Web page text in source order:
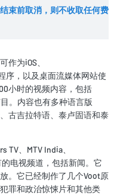
束前取消，则不收取任何费
作为iOS、
序，以及桌面流媒体网站使
小时的视频内容，包括
。内容也有多种语言版
古吉拉特语、泰卢固语和泰
TV、MTV India、
电视频道，包括新闻。它
。它已经制作了几个Voot原
罪和政治惊悚片和其他类